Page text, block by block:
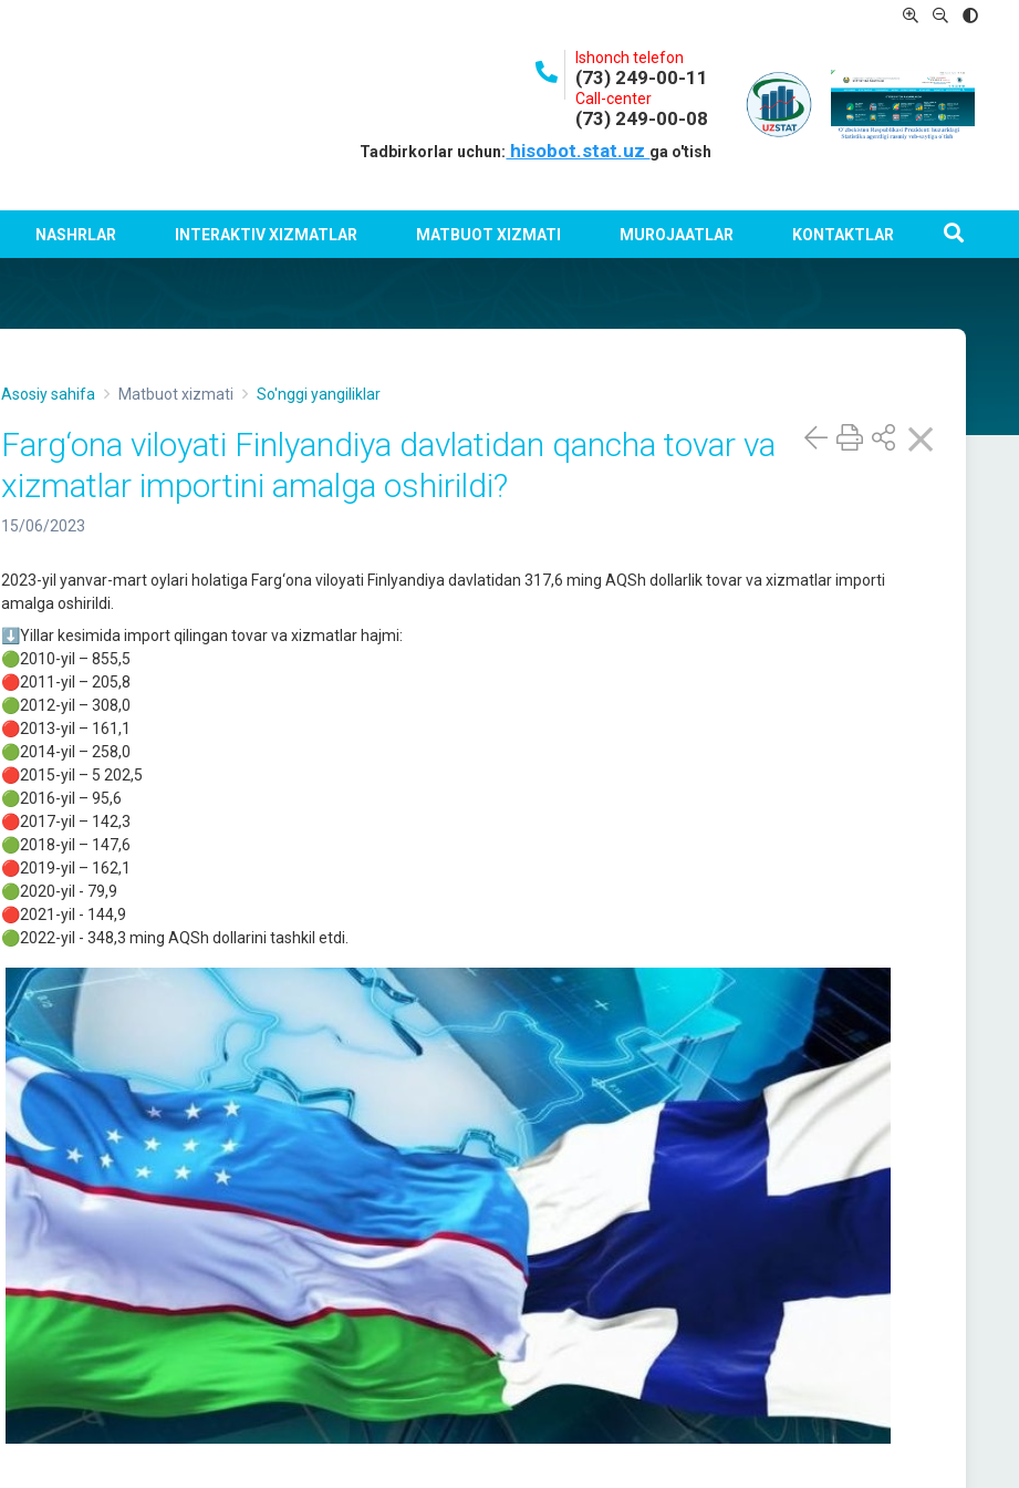
Ishonch telefon
(73) 249-00-11
Call-center
(73) 249-00-08
Tadbirkorlar uchun: hisobot.stat.uz ga o'tish
NASHRLAR INTERAKTIV XIZMATLAR MATBUOT XIZMATI MUROJAATLAR KONTAKTLAR
Asosiy sahifa Matbuot xizmati So'nggi yangiliklar
Farg‘ona viloyati Finlyandiya davlatidan qancha tovar va
xizmatlar importini amalga oshirildi?
15/06/2023
2023-yil yanvar-mart oylari holatiga Farg‘ona viloyati Finlyandiya davlatidan 317,6 ming AQSh dollarlik tovar va xizmatlar importi
amalga oshirildi.
⬇️Yillar kesimida import qilingan tovar va xizmatlar hajmi:
🟢2010-yil – 855,5
🔴2011-yil – 205,8
🟢2012-yil – 308,0
🔴2013-yil – 161,1
🟢2014-yil – 258,0
🔴2015-yil – 5 202,5
🟢2016-yil – 95,6
🔴2017-yil – 142,3
🟢2018-yil – 147,6
🔴2019-yil – 162,1
🟢2020-yil - 79,9
🔴2021-yil - 144,9
🟢2022-yil - 348,3 ming AQSh dollarini tashkil etdi.